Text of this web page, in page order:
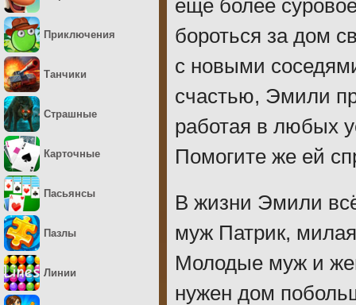
ещё более
бороться за дом
с новыми
счастью, Эмили
работая в любых
Помогите же ей
В жизни Эмили
муж Патрик,
Молодые муж и
нужен дом
Приключения
Танчики
Страшные
Карточные
Пасьянсы
Пазлы
Линии